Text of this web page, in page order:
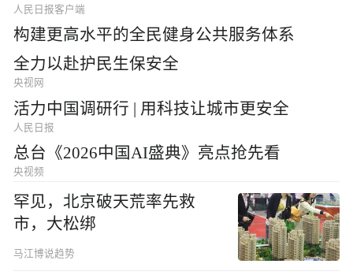
人民日报客户端
构建更高水平的全民健身公共服务体系
全力以赴护民生保安全
央视网
活力中国调研行 | 用科技让城市更安全
人民日报
总台《2026中国AI盛典》亮点抢先看
央视频
罕见，北京破天荒率先救
市，大松绑
马江博说趋势